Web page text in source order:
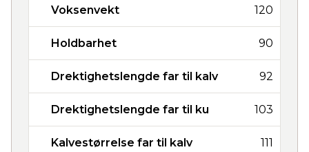
Voksenvekt 120
Holdbarhet 90
Drektighetslengde far til kalv 92
Drektighetslengde far til ku 103
Kalvestørrelse far til kalv 111